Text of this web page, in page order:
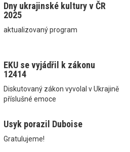
Dny ukrajinské kultury v ČR
2025
aktualizovaný program
EKU se vyjádřil k zákonu
12414
Diskutovaný zákon vyvolal v Ukrajině
příslušné emoce
Usyk porazil Duboise
Gratulujeme!